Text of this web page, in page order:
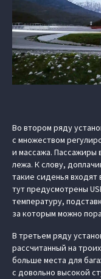
Во втором ряду
с множеством
и массажа. Пассажиры
лежа. К слову,
такие сиденья входят
тут предусмотрены
температуру,
за которым можно
В третьем ряду
рассчитанный на
больше места для
с довольно высокой